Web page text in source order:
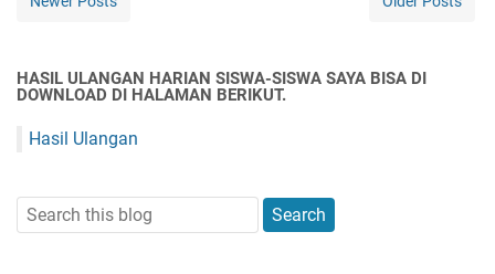
HASIL ULANGAN HARIAN SISWA-SISWA SAYA BISA DI
DOWNLOAD DI HALAMAN BERIKUT.
Hasil Ulangan